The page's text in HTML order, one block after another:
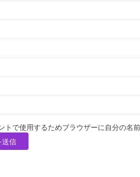
トで使用するためブラウザーに自分の名